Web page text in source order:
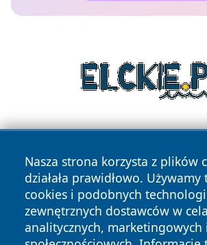
Nasza strona korzysta z plików
działała prawidłowo.
cookies i podobnych
zewnętrznych dostawców w
analitycznych, marketingowych i
Copyright © 2026 wiadomosciplock.pl
zastrzeżone.